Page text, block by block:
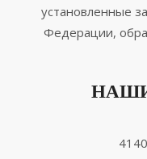
установленные
Федерации,